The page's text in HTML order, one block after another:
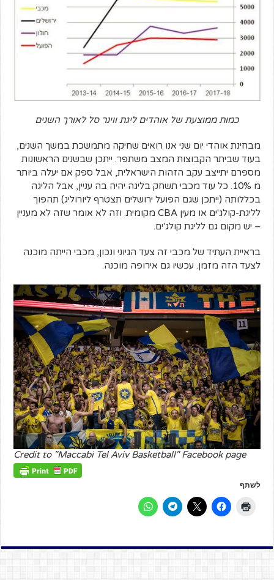
כמות ממוצעת של אוהדים ליגת ווינר סל לאורך השנים
מבחינת אוהדי יום שני אנו רואים שחיקה מתמשכת במשך השנים,
בעוד שביתר הקבוצות המצב משתפר. ייתכן שבשנים הראשונות
מספרם יתייצב עקב הזהות הישראלית, אבל ספק אם יעלה ביותר
מ 10%. כל עוד מכבי תשחק בליגה יהיה בה עניין, אבל הליגה
בכללותה (ייתכן שגם הפועל ירושלים תצטרף ליורוליג) תהפוך
לליגת-קולג'ים או מעין CBA מקומית. וזה לא אומר שזה לא מעניין
– יש מקום גם לליגת קולג'ים.
בראיית העתיד של מכבי זה צעד הגיוני ונכון, מכבי הייתה מוכנה
לצעד הזה מזמן. עכשיו גם אירופה מוכנה.
Credit to "Maccabi Tel Aviv Basketball" Facebook page
לשתף